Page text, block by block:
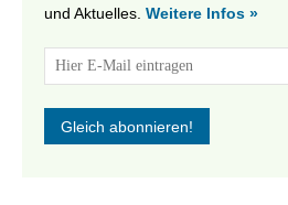
und Aktuelles. Weitere Infos »